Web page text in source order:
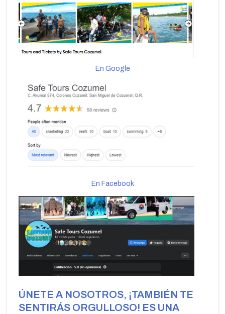
En Google
En Facebook
ÚNETE A NOSOTROS, ¡TAMBIÉN TE
SENTIRÁS ORGULLOSO! ES UNA